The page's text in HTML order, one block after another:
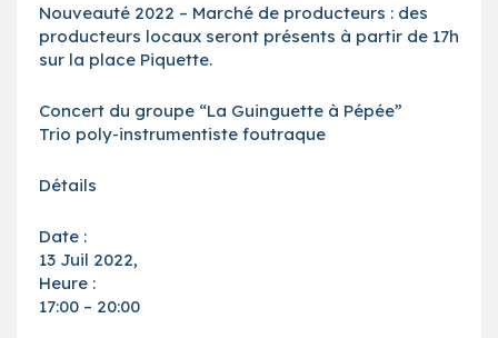
Nouveauté 2022 – Marché de producteurs : des
producteurs locaux seront présents à partir de 17h
sur la place Piquette.
Concert du groupe “La Guinguette à Pépée”
Trio poly-instrumentiste foutraque
Détails
Date :
13 Juil 2022,
Heure :
17:00 – 20:00